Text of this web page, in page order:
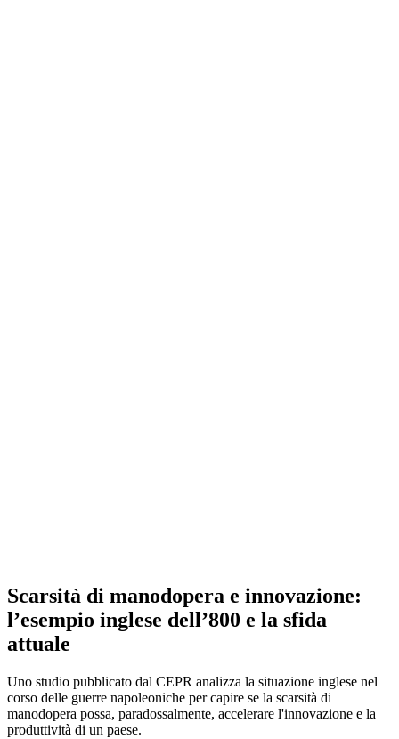
Scarsità di manodopera e innovazione:
l’esempio inglese dell’800 e la sfida
attuale
Uno studio pubblicato dal CEPR analizza la situazione inglese nel
corso delle guerre napoleoniche per capire se la scarsità di
manodopera possa, paradossalmente, accelerare l'innovazione e la
produttività di un paese.